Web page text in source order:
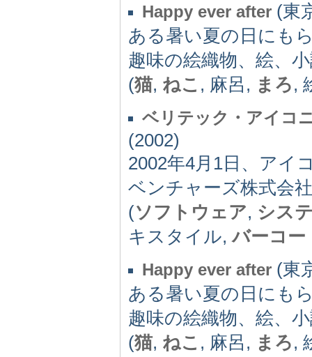
Happy ever after (東
ある暑い夏の日にも
趣味の絵織物、絵、
(猫, ねこ , 麻呂, まろ,
ベリテック・アイコ
(2002)
2002年4月1日、アイ
ベンチャーズ株式会
(ソフトウェア, シス
キスタイル,バーコー
Happy ever after (東
ある暑い夏の日にも
趣味の絵織物、絵、
(猫, ねこ , 麻呂, まろ,